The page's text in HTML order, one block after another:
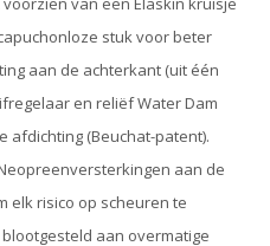
stuk voor beter
aan de achterkant (uit één
en reliëf Water Dam
afdichting (Beuchat-patent).
aan de
elk risico op scheuren te
aan overmatige